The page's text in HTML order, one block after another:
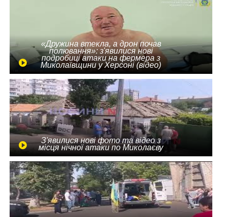
«Дружина втекла, а дрон почав
полювання»: з'явилися нові
подробиці атаки на фермера з
Миколаївщини у Херсоні (відео)
З'явилися нові фото та відео з
місця нічної атаки по Миколаєву